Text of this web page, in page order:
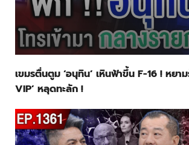
เขมรตื่นตูม ‘อนุทิน’ เหินฟ้าขึ้น F-16 ! หยา
VIP’ หลุดทะลัก !